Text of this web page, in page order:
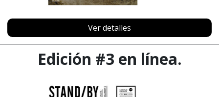
Ver detalles
Edición #3 en línea.